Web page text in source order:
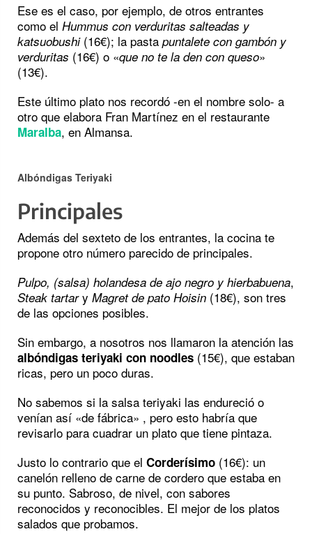
Ese es el caso, por ejemplo, de otros entrantes
como el Hummus con verduritas salteadas y
katsuobushi(16€); la pasta puntalete con gambón y
verduritas (16€) o «que no te la den con queso»
(13€).
Este último plato nos recordó -en el nombre solo- a
otro que elabora Fran Martínez en el restaurante
Maralba, en Almansa.
Albóndigas Teriyaki
Principales
Además del sexteto de los entrantes, la cocina te
propone otro número parecido de principales.
Pulpo, (salsa) holandesa de ajo negro y hierbabuena,
Steak tartary Magret de pato Hoisin (18€), son tres
de las opciones posibles.
Sin embargo, a nosotros nos llamaron la atención las
albóndigas teriyaki con noodles (15€), que estaban
ricas, pero un poco duras.
No sabemos si la salsa teriyaki las endureció o
venían así «de fábrica» , pero esto habría que
revisarlo para cuadrar un plato que tiene pintaza.
Justo lo contrario que el Corderísimo (16€): un
canelón relleno de carne de cordero que estaba en
su punto. Sabroso, de nivel, con sabores
reconocidos y reconocibles. El mejor de los platos
salados que probamos.